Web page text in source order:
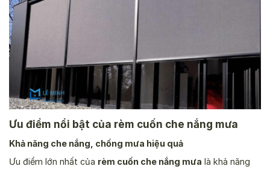
Ưu điểm nổi bật của rèm cuốn che nắng mưa
Khả năng che nắng, chống mưa hiệu quả
Ưu điểm lớn nhất của rèm cuốn che nắng mưa là khả năng